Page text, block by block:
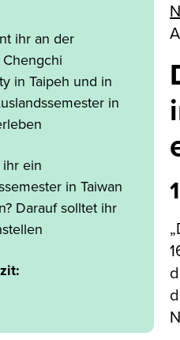
ihr an der
in Taipeh und in
in
ein
in Taiwan
Darauf solltet ihr